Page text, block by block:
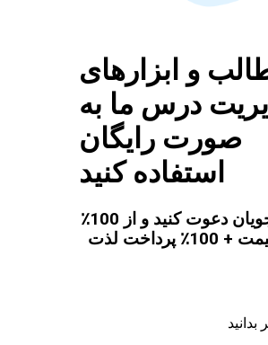
و ابزارهای
درس ما به
صورت رایگان
استفاده کنید
از دانشجویان دعوت کنید و از 100٪
کنترل قیمت + 100٪ پرداخت لذت
بدانید